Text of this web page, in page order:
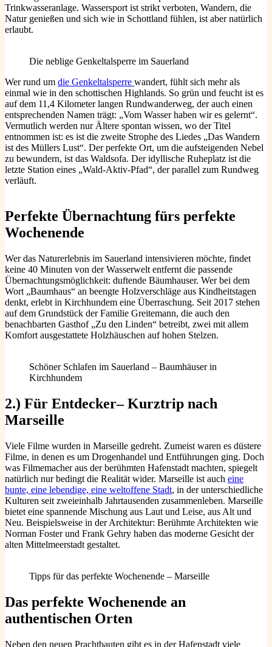
Trinkwasseranlage. Wassersport ist strikt verboten, Wandern, die
Natur genießen und sich wie in Schottland fühlen, ist aber natürlich
erlaubt.
Die neblige Genkeltalsperre im Sauerland
Wer rund um die Genkeltalsperre wandert, fühlt sich mehr als
einmal wie in den schottischen Highlands. So grün und feucht ist es
auf dem 11,4 Kilometer langen Rundwanderweg, der auch einen
entsprechenden Namen trägt: „Vom Wasser haben wir es gelernt“.
Vermutlich werden nur Ältere spontan wissen, wo der Titel
entnommen ist: es ist die zweite Strophe des Liedes „Das Wandern
ist des Müllers Lust“. Der perfekte Ort, um die aufsteigenden Nebel
zu bewundern, ist das Waldsofa. Der idyllische Ruheplatz ist die
letzte Station eines „Wald-Aktiv-Pfad“, der parallel zum Rundweg
verläuft.
Perfekte Übernachtung fürs perfekte
Wochenende
Wer das Naturerlebnis im Sauerland intensivieren möchte, findet
keine 40 Minuten von der Wasserwelt entfernt die passende
Übernachtungsmöglichkeit: duftende Bäumhauser. Wer bei dem
Wort „Baumhaus“ an beengte Holzverschläge aus Kindheitstagen
denkt, erlebt in Kirchhundem eine Überraschung. Seit 2017 stehen
auf dem Grundstück der Familie Greitemann, die auch den
benachbarten Gasthof „Zu den Linden“ betreibt, zwei mit allem
Komfort ausgestattete Holzhäuschen auf hohen Stelzen.
Schöner Schlafen im Sauerland – Baumhäuser in
Kirchhundem
2.) Für Entdecker– Kurztrip nach
Marseille
Viele Filme wurden in Marseille gedreht. Zumeist waren es düstere
Filme, in denen es um Drogenhandel und Entführungen ging. Doch
was Filmemacher aus der berühmten Hafenstadt machten, spiegelt
natürlich nur bedingt die Realität wider. Marseille ist auch eine
bunte, eine lebendige, eine weltoffene Stadt, in der unterschiedliche
Kulturen seit zweieinhalb Jahrtausenden zusammenleben. Marseille
bietet eine spannende Mischung aus Laut und Leise, aus Alt und
Neu. Beispielsweise in der Architektur: Berühmte Architekten wie
Norman Foster und Frank Gehry haben das moderne Gesicht der
alten Mittelmeerstadt gestaltet.
Tipps für das perfekte Wochenende – Marseille
Das perfekte Wochenende an
authentischen Orten
Neben den neuen Prachtbauten gibt es in der Hafenstadt viele